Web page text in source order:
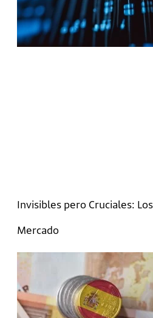
Invisibles pero Cruciales:
Mercado